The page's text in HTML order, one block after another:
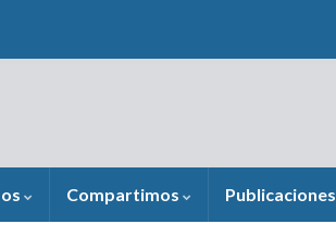
Compartimos Publicaciones